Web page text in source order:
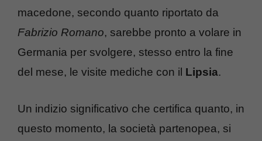
macedone, secondo quanto riportato da
Fabrizio Romano, sarebbe pronto a volare in
Germania per svolgere, stesso entro la fine
del mese, le visite mediche con il Lipsia.
Un indizio significativo che certifica quanto, in
questo momento, la società partenopea, si